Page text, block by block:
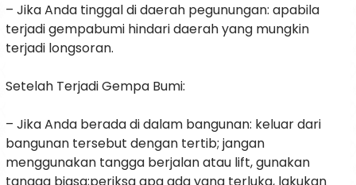
– Jika Anda tinggal di daerah pegunungan: apabila
terjadi gempabumi hindari daerah yang mungkin
terjadi longsoran.
Setelah Terjadi Gempa Bumi:
– Jika Anda berada di dalam bangunan: keluar dari
bangunan tersebut dengan tertib; jangan
menggunakan tangga berjalan atau lift, gunakan